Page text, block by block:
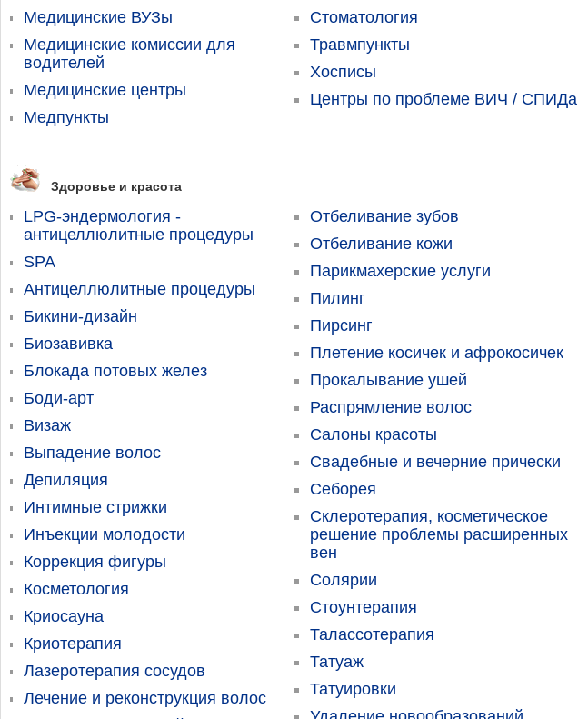
Медицинские ВУЗы
Медицинские комиссии для
водителей
Медицинские центры
Медпункты
Стоматология
Травмпункты
Хосписы
Центры по проблеме ВИЧ / СПИДа
Здоровье и красота
LPG-эндермология -
антицеллюлитные процедуры
SPA
Антицеллюлитные процедуры
Бикини-дизайн
Биозавивка
Блокада потовых желез
Боди-арт
Визаж
Выпадение волос
Депиляция
Интимные стрижки
Инъекции молодости
Коррекция фигуры
Косметология
Криосауна
Криотерапия
Лазеротерапия сосудов
Лечение и реконструкция волос
Отбеливание зубов
Отбеливание кожи
Парикмахерские услуги
Пилинг
Пирсинг
Плетение косичек и афрокосичек
Прокалывание ушей
Распрямление волос
Салоны красоты
Свадебные и вечерние прически
Себорея
Склеротерапия, косметическое
решение проблемы расширенных
вен
Солярии
Стоунтерапия
Талассотерапия
Татуаж
Татуировки